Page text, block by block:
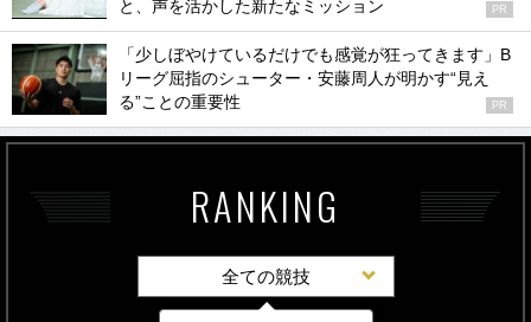
と、声を活かした新たなミッション PR
「少しぼやけているだけでも感覚が狂ってきます」B
リーグ屈指のシューター・安藤周人が明かす“見え
る”ことの重要性
PR
RANKING
全ての競技